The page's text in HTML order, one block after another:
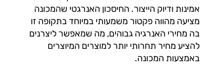
אמינות ודיוק הייצור. החיסכון האנרגטי שהמכונה
מציעה מהווה פקטור משמעותי במיוחד בתקופה זו
בה מחירי האנרגיה גבוהים, מה שמאפשר ליצרנים
להציע מחיר תחרותי יותר למוצרים המיוצרים
באמצעות המכונה.